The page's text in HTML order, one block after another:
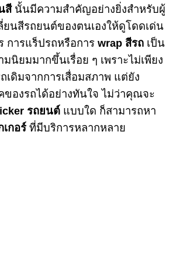
สีนั้นมีความสำคัญอย่างยิ่งสำหรับผู้
ยนสีรถยนต์ของตนเองให้ดูโดดเด่น
การแร็ปรถหรือการ wrap สีรถ เป็น
นิยมมากขึ้นเรื่อย ๆ เพราะไม่เพียง
เดิมจากการเสื่อมสภาพ แต่ยัง
ของรถได้อย่างทันใจ ไม่ว่าคุณจะ
รถยนต์ แบบใด ก็สามารถหา
กอร์ที่มีบริการหลากหลาย